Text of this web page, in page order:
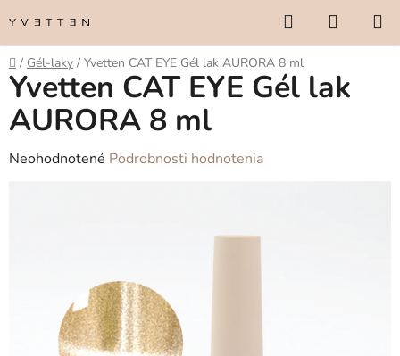
na
obsah
Hľadať
KOŠÍK
Domov
/ Gél-laky / Yvetten CAT EYE Gél lak AURORA 8 ml
Yvetten CAT EYE Gél lak
AURORA 8 ml
Priemerné
hviezdičiek.
Neohodnotené Podrobnosti hodnotenia